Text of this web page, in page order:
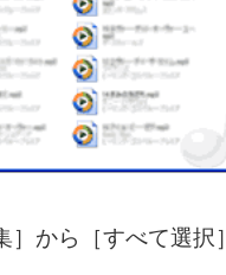
］から［すべて選択